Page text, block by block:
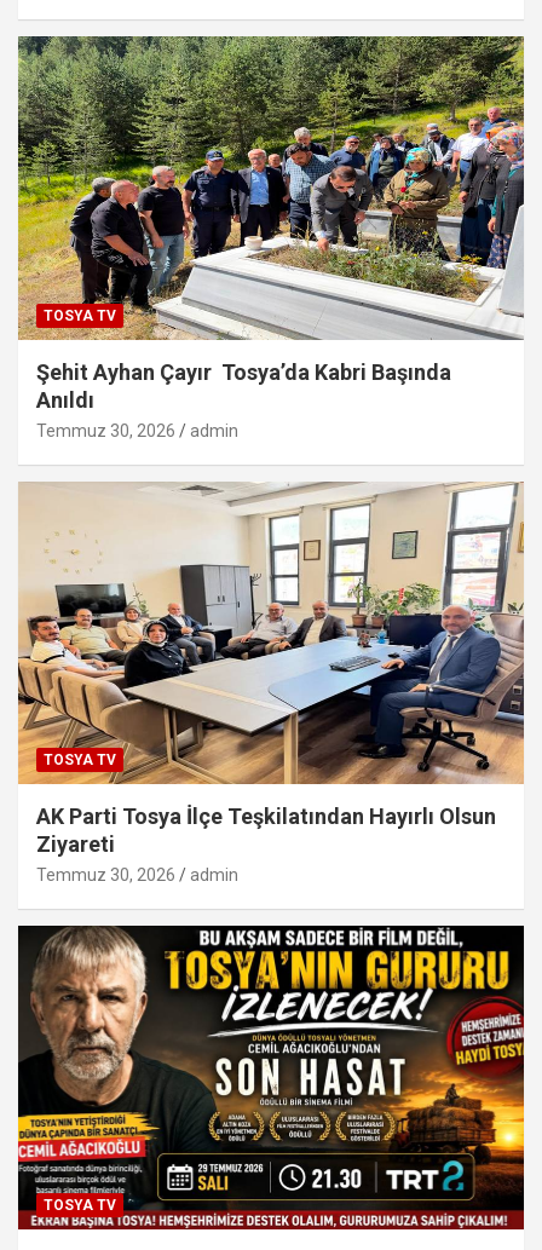
TOSYA TV
Şehit Ayhan Çayır Tosya’da Kabri Başında
Anıldı
Temmuz 30, 2026 admin
TOSYA TV
AK Parti Tosya İlçe Teşkilatından Hayırlı Olsun
Ziyareti
Temmuz 30, 2026 admin
TOSYA TV